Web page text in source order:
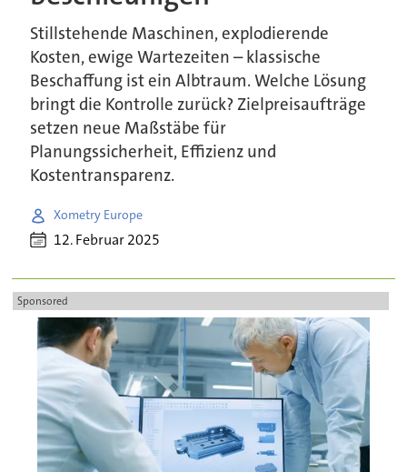
Stillstehende Maschinen, explodierende
Kosten, ewige Wartezeiten – klassische
Beschaffung ist ein Albtraum. Welche Lösung
bringt die Kontrolle zurück? Zielpreisaufträge
setzen neue Maßstäbe für
Planungssicherheit, Effizienz und
Kostentransparenz.
Xometry Europe
12. Februar 2025
Sponsored